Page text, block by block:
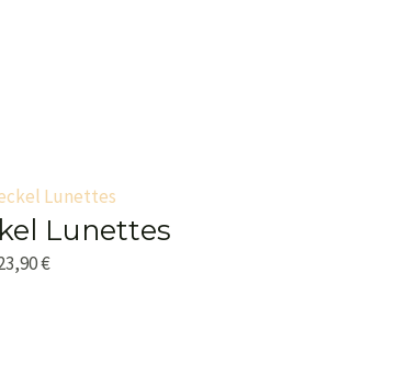
Lunettes
€